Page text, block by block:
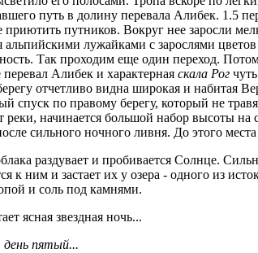
путь в долину перевала Алибек. 1.5
путников. Вокруг нее заросли
альпийскими лужайками с зарослями
Так проходим еще один переход.
Алибек и характернаяскала Рог
отчетливо видна широкая и набитая
спуск по правому берегу, который не
реки, начинается большой набор высоты на
сильного ночного ливня. До этого
раздувает и пробивается Солнце.
к ним и застает их у озера - одного из
и соль под камнями.
ясная звездная ночь...
день пятый...